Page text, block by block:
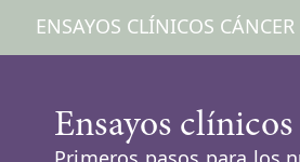
ENSAYOS CLÍNICOS CÁNCER
Ensayos clínicos